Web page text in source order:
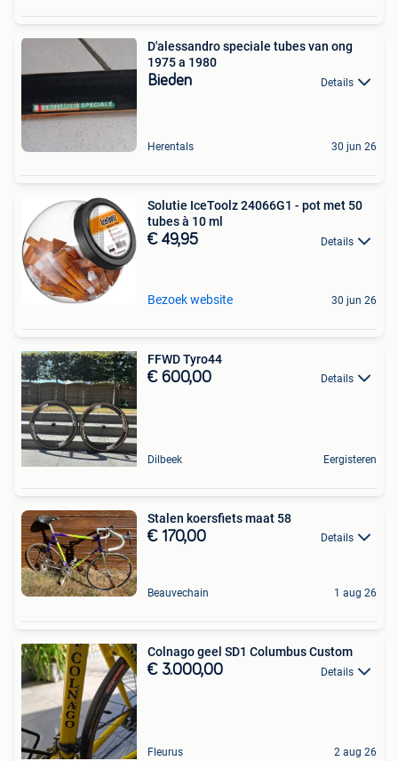
D'alessandro speciale tubes van ong
1975 a 1980
Bieden Details
Herentals 30 jun 26
Solutie IceToolz 24066G1 - pot met 50
tubes à 10 ml
€ 49,95 Details
Bezoek website 30 jun 26
FFWD Tyro44
€ 600,00 Details
Dilbeek Eergisteren
Stalen koersfiets maat 58
€ 170,00 Details
Beauvechain 1 aug 26
Colnago geel SD1 Columbus Custom
€ 3.000,00 Details
Fleurus 2 aug 26